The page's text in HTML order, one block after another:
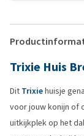
Trixie Huis
Dit Trixiehuisje
voor jouw konijn of
uitkijkplek op het